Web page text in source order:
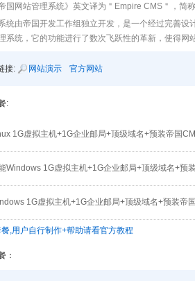
帝国网站管理系统》英文译为＂Empire CMS＂，简
统由帝国开发工作组独立开发，是一个经过完善
系统，它的功能进行了数次飞跃性的革新，使得网
接: 网站演示 官方网站
:
1G虚拟主机+1G企业邮局+顶级域名+预装帝国
Windows 1G虚拟主机+1G企业邮局+顶级域名+预
1G虚拟主机+1G企业邮局+顶级域名+预装帝
,用户自行制作+帮助请看官方教程
：